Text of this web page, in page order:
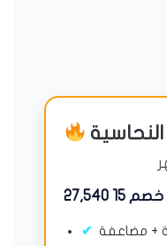
النحاسية
+ مضاعفة